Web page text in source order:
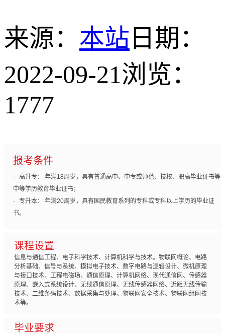
来源： 本站 日期：
2022-09-21浏览：
1777
报考条件
·
高升专： 年满18周岁，具有普通高中、中专或师范、技校、职高毕业证书等
中等学历教育毕业证书；
·
专升本： 年满20周岁，具有国民教育系列的专科或专科以上学历的毕业证
书。
课程设置
信息与通信工程、电子科学技术、计算机科学与技术。物联网概论、电路
分析基础、信号与系统、模拟电子技术、数字电路与逻辑设计、微机原理
与接口技术、工程电磁场、通信原理、计算机网络、现代通信网、传感器
原理、嵌入式系统设计、无线通信原理、无线传感器网络、近距无线传输
技术、二维条码技术、数据采集与处理、物联网安全技术、物联网组网技
术等。
毕业要求